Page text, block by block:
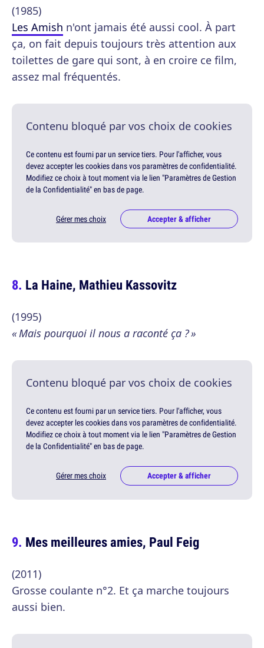
(1985)
Les Amish n'ont jamais été aussi cool. À part
ça, on fait depuis toujours très attention aux
toilettes de gare qui sont, à en croire ce film,
assez mal fréquentés.
Contenu bloqué par vos choix de cookies
Ce contenu est fourni par un service tiers. Pour l'afficher, vous
devez accepter les cookies dans vos paramètres de confidentialité.
Modifiez ce choix à tout moment via le lien "Paramètres de Gestion
de la Confidentialité" en bas de page.
Gérer mes choix Accepter & afficher
La Haine, Mathieu Kassovitz
(1995)
« Mais pourquoi il nous a raconté ça ? »
Contenu bloqué par vos choix de cookies
Ce contenu est fourni par un service tiers. Pour l'afficher, vous
devez accepter les cookies dans vos paramètres de confidentialité.
Modifiez ce choix à tout moment via le lien "Paramètres de Gestion
de la Confidentialité" en bas de page.
Gérer mes choix Accepter & afficher
Mes meilleures amies, Paul Feig
(2011)
Grosse coulante n°2. Et ça marche toujours
aussi bien.